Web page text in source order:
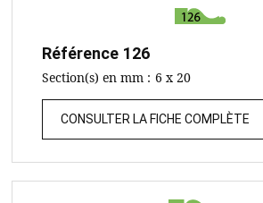
Référence 126
Section(s) en mm : 6 x 20
CONSULTER LA FICHE COMPLÈTE